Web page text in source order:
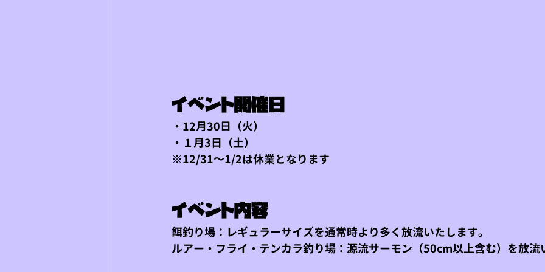
イベント開催日
・12月30日（火）
・１月3日（土）
※12/31～1/2は休業となります
イベント内容
餌釣り場：レギュラーサイズを通常時より多く放流いたします。
ルアー・フライ・テンカラ釣り場：源流サーモン（50cm以上含む）を放流